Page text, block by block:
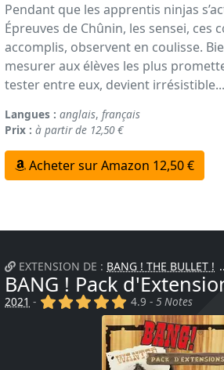
Pendant que les apprentis ninjas
Épreuves de Chûnin, les sensei, ces
accomplis, observent en coulisse.
mesurer aux élèves les plus
tester entre eux, devient irrésistible...
Langues : anglais, français
Prix : à partir de 12,50 €
Acheter sur Amazon 12,50 €
EXTENSION DE : BANG ! THE BULLET !
BANG ! Pack
2021 - (x) (x) (x) (x) (x)
4.9 -5 Notes